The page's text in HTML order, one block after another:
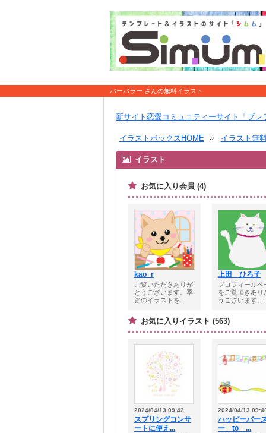
バーバラー さんの無料イラスト
新サイト恋愛コミュニティーサイト「ブレ
イラストボックスHOME イラスト無
イラスト
お気に入り会員 (4)
kao_r
ご覧いただきありが
とうございます。季
節のイラストを...
上田 ひろ子
プロフィールペ
をご覧頂きあり
うございます。
お気に入りイラスト (563)
2024/04/13 09:42
スプリングコンサ
ートに使え...
2024/04/13
ハッピーバー
ー to ...